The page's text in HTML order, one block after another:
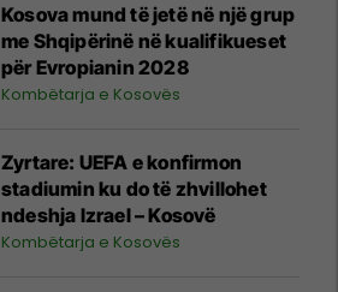
Kosova mund të jetë në një grup
me Shqipërinë në kualifikueset
për Evropianin 2028
Kombëtarja e Kosovës
Zyrtare: UEFA e konfirmon
stadiumin ku do të zhvillohet
ndeshja Izrael – Kosovë
Kombëtarja e Kosovës